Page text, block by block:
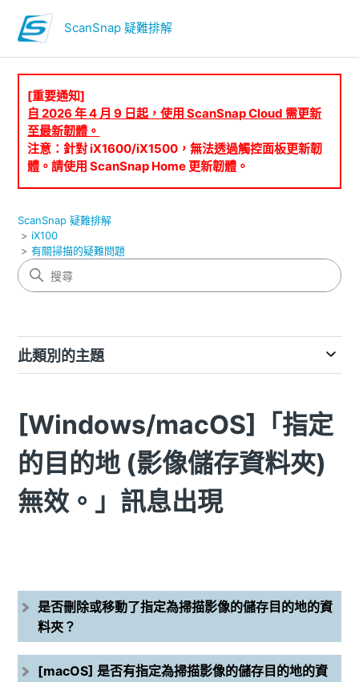
ScanSnap 疑難排解
[重要通知]
自 2026 年 4 月 9 日起，使用 ScanSnap Cloud 需更新
至最新韌體。
注意：針對 iX1600/iX1500，無法透過觸控面板更新韌
體。請使用 ScanSnap Home 更新韌體。
ScanSnap 疑難排解
iX100
有關掃描的疑難問題
此類別的主題
[Windows/macOS]「指定
的目的地 (影像儲存資料夾)
無效。」訊息出現
是否刪除或移動了指定為掃描影像的儲存目的地的資
料夾？
[macOS] 是否有指定為掃描影像的儲存目的地的資